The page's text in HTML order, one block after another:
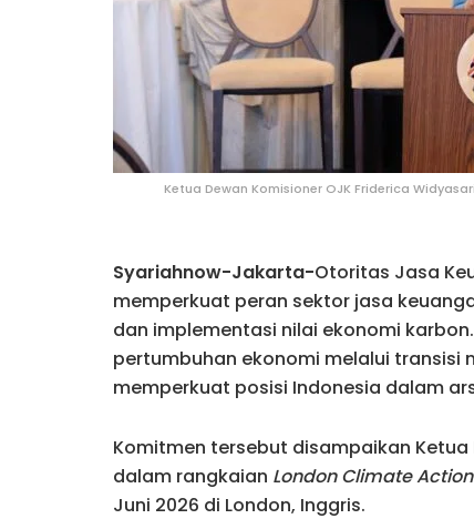
Ketua Dewan Komisioner OJK Friderica
Syariahnow-Jakarta-Otoritas Jasa
memperkuat peran sektor jasa
dan implementasi nilai ekonomi
pertumbuhan ekonomi melalui transisi
memperkuat posisi Indonesia dalam
Komitmen tersebut disampaikan Ketua
dalam rangkaian London Climate
Juni 2026 di London, Inggris.